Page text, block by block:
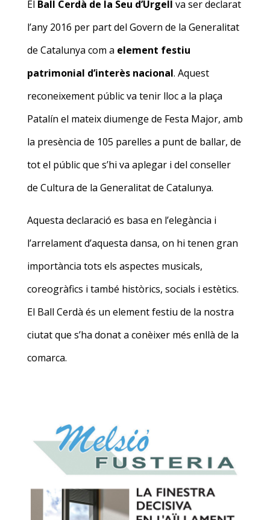
El Ball Cerdà de la Seu d’Urgell va ser declarat
l’any 2016 per part del Govern de la Generalitat
de Catalunya com a element festiu
patrimonial d’interès nacional. Aquest
reconeixement públic va tenir lloc a la plaça
Patalín el mateix diumenge de Festa Major, amb
la presència de 105 parelles a punt de ballar, de
tot el públic que s’hi va aplegar i del conseller
de Cultura de la Generalitat de Catalunya.
Aquesta declaració es basa en l’elegància i
l’arrelament d’aquesta dansa, on hi tenen gran
importància tots els aspectes musicals,
coreogràfics i també històrics, socials i estètics.
El Ball Cerdà és un element festiu de la nostra
ciutat que s’ha donat a conèixer més enllà de la
comarca.